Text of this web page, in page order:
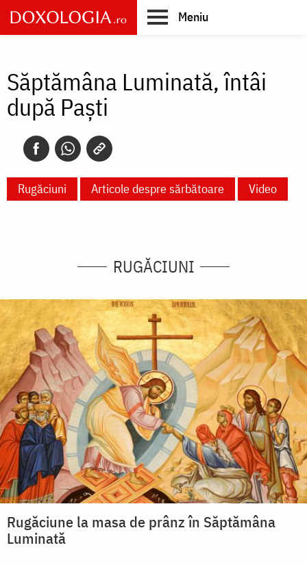
Skip
to
main
Meniu
Săptămâna Luminată, întâi
după Paști
Rugăciuni Articole despre sărbătoare Video
RUGĂCIUNI
Rugăciune la masa de prânz în Săptămâna
Luminată